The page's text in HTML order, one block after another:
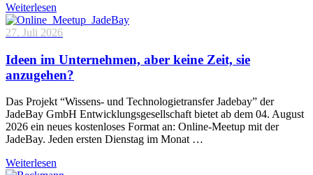
Weiterlesen
27. Juli 2026
Ideen im Unternehmen, aber keine Zeit, sie
anzugehen?
Das Projekt “Wissens- und Technologietransfer Jadebay” der
JadeBay GmbH Entwicklungsgesellschaft bietet ab dem 04. August
2026 ein neues kostenloses Format an: Online-Meetup mit der
JadeBay. Jeden ersten Dienstag im Monat …
Weiterlesen